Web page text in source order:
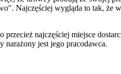
Najczęściej wygląda to tak,
najczęściej miejsce
narażony jest jego pracodawca.